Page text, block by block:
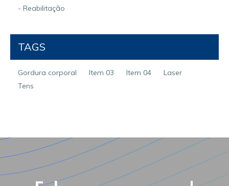
- Reabilitação
TAGS
Gordura corporal Item 03 Item 04
Laser
Tens